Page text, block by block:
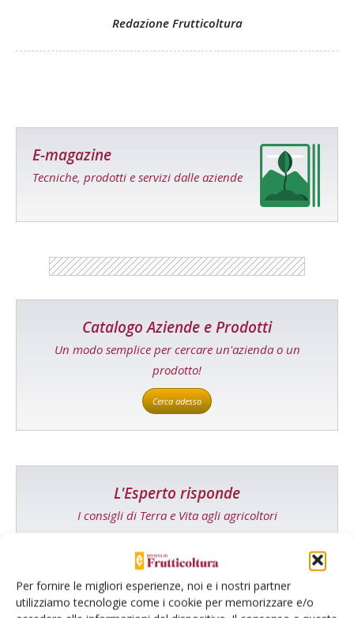
Per fornire le migliori esperienze, noi e i nostri partner
utilizziamo tecnologie come i cookie per memorizzare e/o
Redazione Frutticoltura
E-magazine
Tecniche, prodotti e servizi dalle aziende
Catalogo Aziende e Prodotti
Un modo semplice per cercare un'azienda o un
prodotto!
Cerca adesso
L'Esperto risponde
I consigli di Terra e Vita agli agricoltori